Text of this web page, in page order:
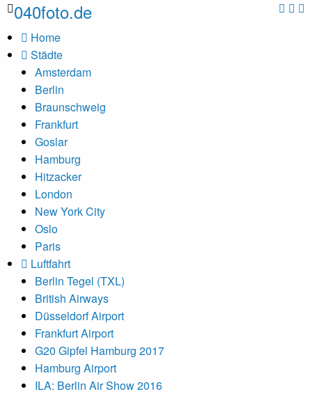
040foto.de
Home
Städte
Amsterdam
Berlin
Braunschweig
Frankfurt
Goslar
Hamburg
Hitzacker
London
New York City
Oslo
Paris
Luftfahrt
Berlin Tegel (TXL)
British Airways
Düsseldorf Airport
Frankfurt Airport
G20 Gipfel Hamburg 2017
Hamburg Airport
ILA: Berlin Air Show 2016